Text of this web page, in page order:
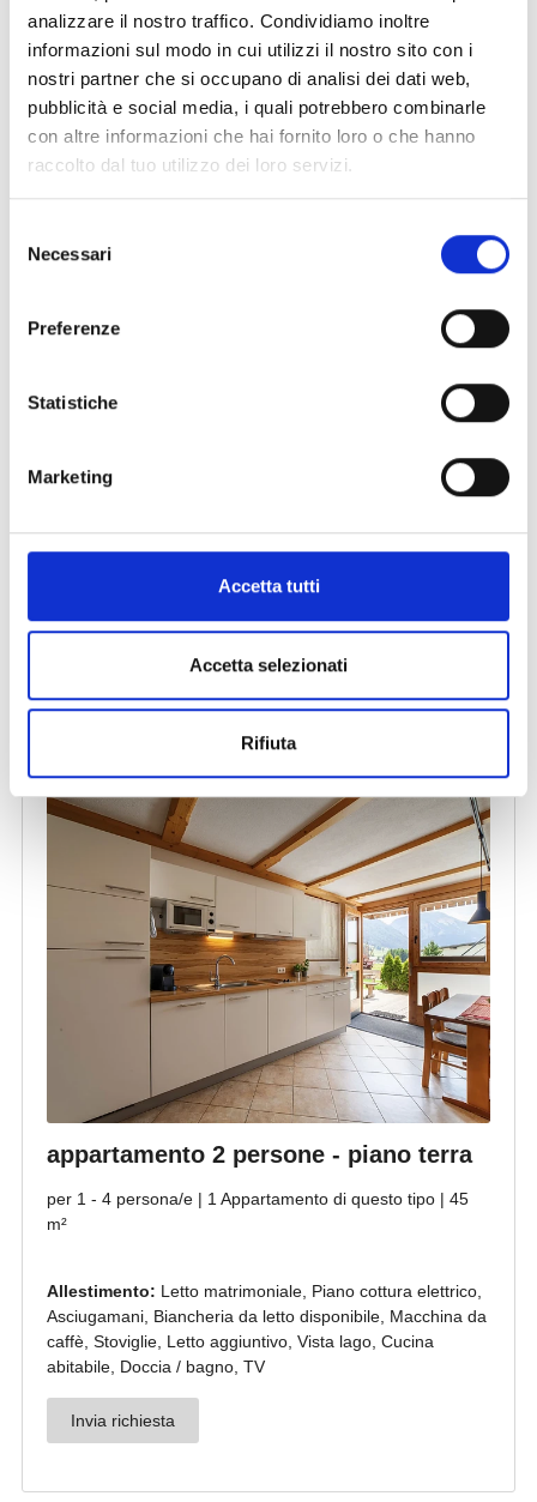
analizzare il nostro traffico. Condividiamo inoltre
informazioni sul modo in cui utilizzi il nostro sito con i
nostri partner che si occupano di analisi dei dati web,
pubblicità e social media, i quali potrebbero combinarle
con altre informazioni che hai fornito loro o che hanno
raccolto dal tuo utilizzo dei loro servizi.
delNecessari
Preferenze
Statistiche
Marketing
Accetta tutti
Accetta selezionati
Rifiuta